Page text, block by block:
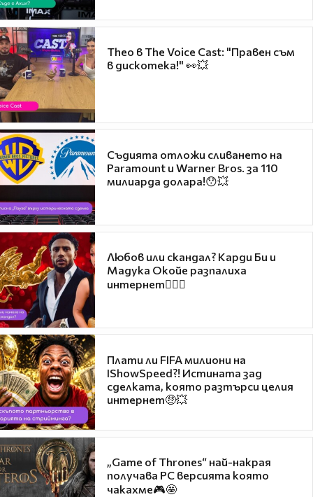
Theo в The Voice Cast: "Правен съм
в дискотека!" 👀💥
Съдията отложи сливането на
Paramount и Warner Bros. за 110
милиарда долара!😯💥
Любов или скандал? Карди Би и
Мадука Окойе разпалиха
интернет❤️‍🔥🔥
Плати ли FIFA милиони на
IShowSpeed?! Истината зад
сделката, която разтърси целия
интернет🤑💥
„Game of Thrones“ най-накрая
получава PC версията която
чакахме🎮🤩